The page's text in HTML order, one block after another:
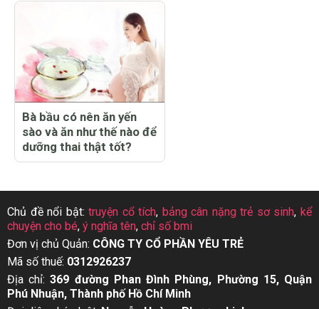
Bà bầu có nên ăn yến
sào và ăn như thế nào để
dưỡng thai thật tốt?
Chủ đề nổi bật:truyện cổ tích, bảng cân nặng trẻ sơ sinh, kể
chuyện cho bé, ý nghĩa tên, chỉ số bmi
Đơn vị chủ Quản: CÔNG TY CỔ PHẦN YÊU TRẺ
Mã số thuế: 0312926237
Địa chỉ:369 đường Phan Đình Phùng, Phường 15, Quận
Phú Nhuận, Thành phố Hồ Chí Minh